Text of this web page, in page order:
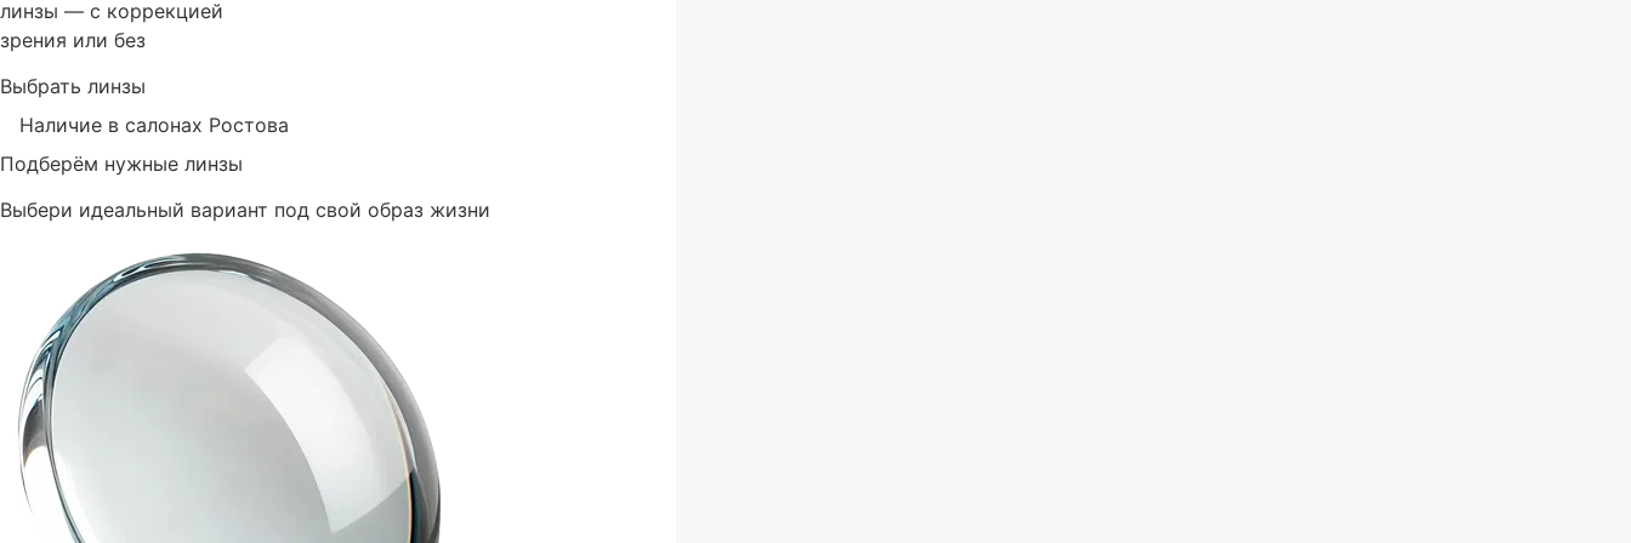
линзы — с коррекцией
зрения или без
Выбрать линзы
Наличие в салонах Ростова
Подберём нужные линзы
Выбери идеальный вариант под свой образ жизни